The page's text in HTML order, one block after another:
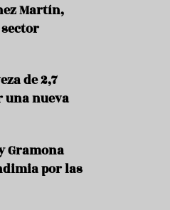
a
u
r
t
s
Martín,
de 2,7
una nueva
Gramona
por las